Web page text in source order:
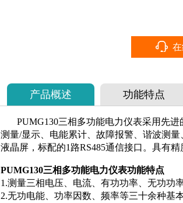
产品概述 功能特点
PUMG130三相多功能电力仪表采用先进
测量/显示、电能累计、故障报警、谐波测
液晶屏，标配的1路RS485通信接口。具有
PUMG130三相多功能电力仪表功能特点
1.测量三相电压、电流、有功功率、无功功
2.无功电能、功率因数、频率等三十余种基本